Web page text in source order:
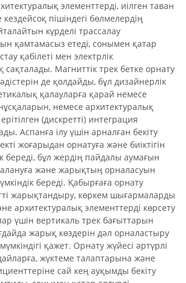
элементтерді, иілген таван
пішіндегі бөлмелердің
күрделі трассалау
қамтамасыз етеді, сонымен қатар
қабілеті мен электрлік
Магниттік трек бетке орнату
де қолдайды, бұл дизайнерлік
қалауларға қарай немесе
немесе архитектуралық
(дискретті) интеграция
Аспанға ілу үшін арналған бекіту
жоғарыдан орнатуға және биіктігін
береді, бұл жердің пайдалы аумағын
және жарықтың орналасуын
береді. Қабырғаға орнату
жарықтандыру, көркем шығармаларды
архитектуралық элементтерді көрсету
үшін вертикаль трек бағыттарын
жарық көздерін дәл орналастыру
қажет. Орнату жүйесі әртүрлі
жүктеме талаптарына және
сай кең ауқымды бекіту